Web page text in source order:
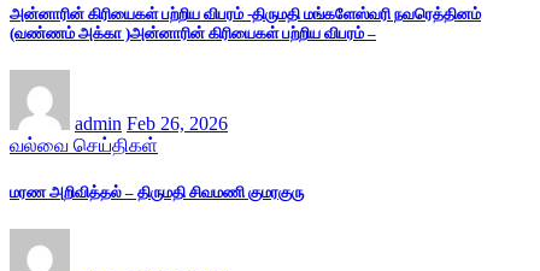
அன்னாரின் கிரியைகள் பற்றிய விபரம் -திருமதி மங்களேஸ்வரி நவரெத்தினம்
(வண்ணம் அக்கா )அன்னாரின் கிரியைகள் பற்றிய விபரம் –
admin Feb 26, 2026
வல்வை செய்திகள்
மரண அறிவித்தல் – திருமதி சிவமணி குமரகுரு